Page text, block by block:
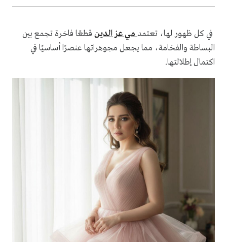
في كل ظهور لها، تعتمد مي عز الدين قطعًا فاخرة تجمع بين
البساطة والفخامة، مما يجعل مجوهراتها عنصرًا أساسيًا في
اكتمال إطلالتها.